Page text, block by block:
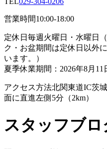
営業時間10:00-18:00
定休日 毎週火曜日・水曜日
ク・お盆期間は定休日以外
います。）
夏季休業期間：2026年8月
アクセス方法北関東道IC茨
面に直進左側5分（2km）
スタッフブロ